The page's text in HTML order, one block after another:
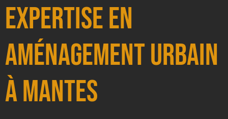
Expertise en
Aménagement Urbain
à Mantes